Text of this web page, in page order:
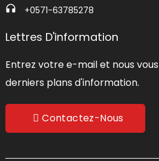
+0571-63785278
Lettres D'information
Entrez votre e-mail et nous
derniers plans d'information.
Contactez-Nous